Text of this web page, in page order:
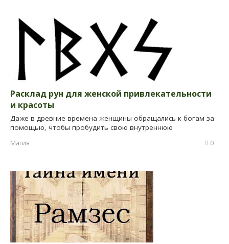
Расклад рун для женской привлекательности
и красоты
Даже в древние времена женщины обращались к богам за
помощью, чтобы пробудить свою внутреннюю
Магия
0